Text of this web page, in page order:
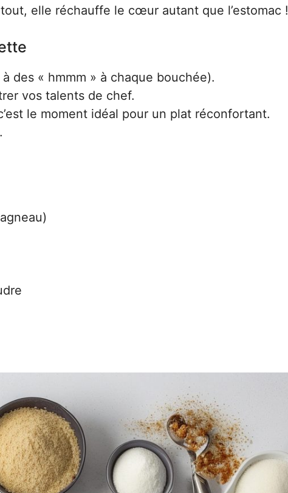
elle réchauffe le cœur autant que l’estomac !
des « hmmm » à chaque bouchée).
vos talents de chef.
le moment idéal pour un plat réconfortant.